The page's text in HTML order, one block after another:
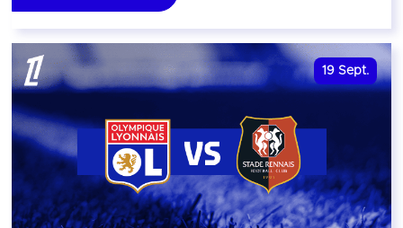
19 Sept.